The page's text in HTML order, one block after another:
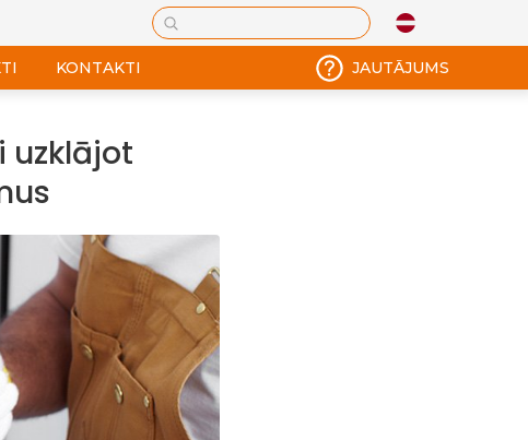
KONTAKTI JAUTĀJUMS
uzklājot